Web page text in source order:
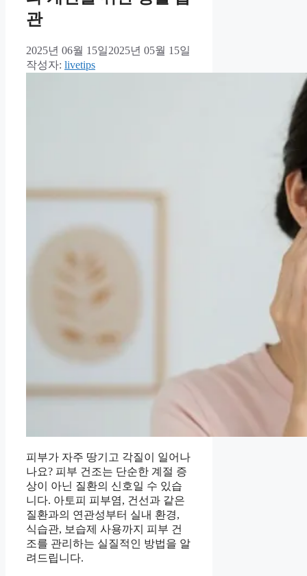
관
2025년 06월 15일2025년 05월 15일
작성자: livetips
피부가 자주 땅기고 각질이 일어나
나요? 피부 건조는 단순한 계절 증
상이 아닌 질환의 신호일 수 있습
니다. 아토피 피부염, 건선과 같은
질환과의 연관성부터 실내 환경,
식습관, 보습제 사용까지 피부 건
조를 관리하는 실질적인 방법을 알
려드립니다.